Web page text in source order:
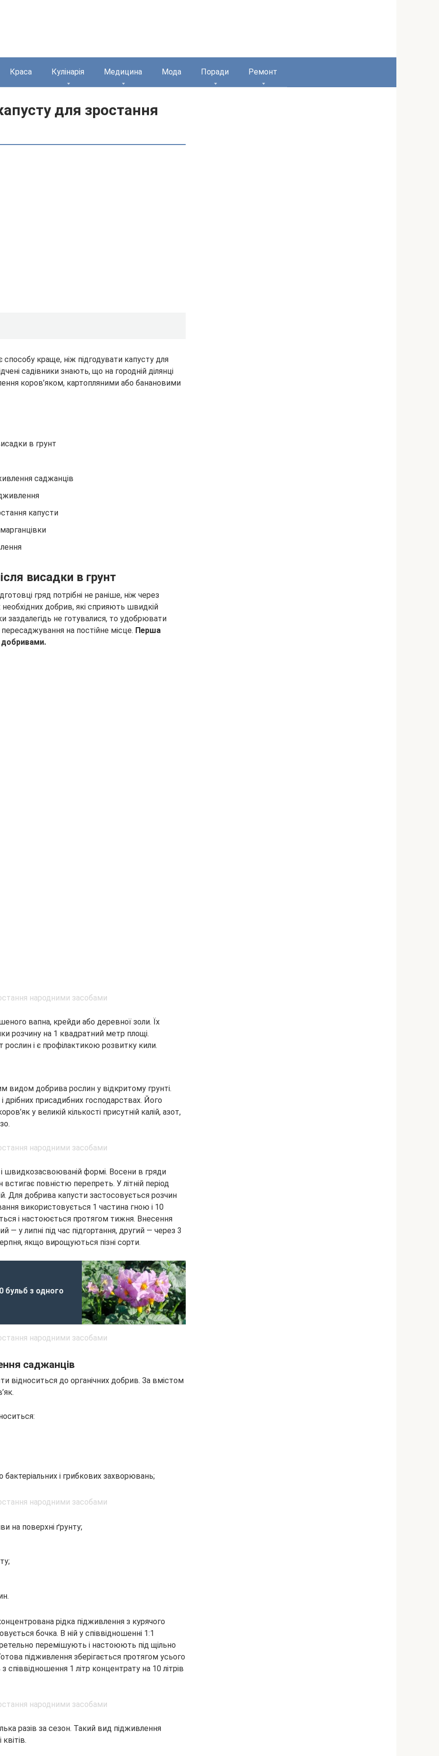
Краса Кулінарія Медицина Мода Поради Ремонт
для зростання
краще, ніж підгодувати капусту для
садівники знають, що на городній ділянці
коров’яком, картопляними або банановими
в грунт
саджанців
капусти
висадки в грунт
гряд потрібні не раніше, ніж через
добрив, які сприяють швидкій
заздалегідь не готувалися, то удобрювати
на постійне місце. Перша
добривами.
вапна, крейди або деревної золи. Їх
розчину на 1 квадратний метр площі.
і є профілактикою розвитку кили.
видом добрива рослин у відкритому грунті.
присадибних господарствах. Його
у великій кількості присутній калій, азот,
швидкозасвоюваній формі. Восени в гряди
повністю перепреть. У літній період
Для добрива капусти застосовується розчин
використовується 1 частина гною і 10
і настоюється протягом тижня. Внесення
у липні під час підгортання, другий — через 3
якщо вирощуються пізні сорти.
бульб з одного
саджанців
відноситься до органічних добрив. За вмістом
бактеріальних і грибкових захворювань;
на поверхні ґрунту;
рідка підживлення з курячого
бочка. В ній у співвідношенні 1:1
перемішують і настоюють під щільно
підживлення зберігається протягом усього
співвідношення 1 літр концентрату на 10 літрів
разів за сезон. Такий вид підживлення